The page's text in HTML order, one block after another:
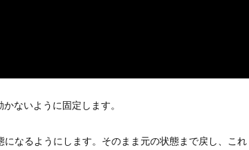
ないように固定します。
なるようにします。そのまま元の状態まで戻し、これ